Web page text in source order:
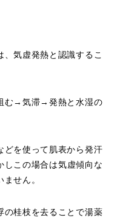
気虚発熱と認識するこ
む→気滞→発熱と水湿の
を使って肌表から発汗
しこの場合は気虚傾向な
せん。
桂枝を去ることで湯薬